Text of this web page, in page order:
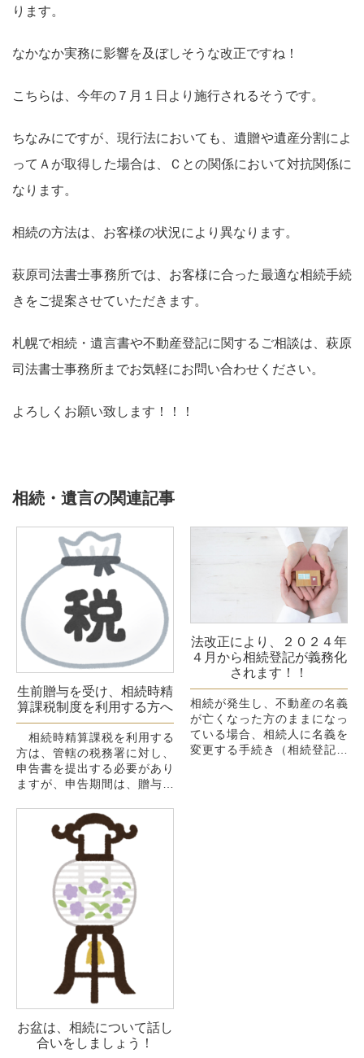
ります。
なかなか実務に影響を及ぼしそうな改正ですね！
こちらは、今年の７月１日より施行されるそうです。
ちなみにですが、現行法においても、遺贈や遺産分割によ
ってＡが取得した場合は、Ｃとの関係において対抗関係に
なります。
相続の方法は、お客様の状況により異なります。
萩原司法書士事務所では、お客様に合った最適な相続手続
きをご提案させていただきます。
札幌で相続・遺言書や不動産登記に関するご相談は、萩原
司法書士事務所までお気軽にお問い合わせください。
よろしくお願い致します！！！
相続・遺言の関連記事
生前贈与を受け、相続時精
算課税制度を利用する方へ
相続時精算課税を利用する
方は、管轄の税務署に対し、
申告書を提出する必要があり
ますが、申告期間は、贈与の
から３月１５日までです。一
日でも過ぎると、相続時精算
課税制度を...
法改正により、２０２４年
４月から相続登記が義務化
されます！！
相続が発生し、不動産の名義
が亡くなった方のままになっ
ている場合、相続人に名義を
変更する手続き（相続登記手
お盆は、相続について話し
合いをしましょう！